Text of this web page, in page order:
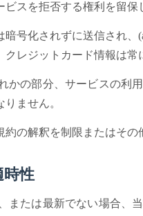
スを拒否する権利を留保
号化されずに送信され
レジットカード情報は常
かの部分、サービスの
ません。
の解釈を制限またはその
時性
たは最新でない場合、